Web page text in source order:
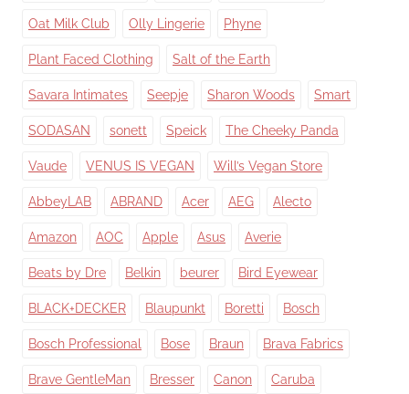
Oat Milk Club Olly Lingerie Phyne
Plant Faced Clothing Salt of the Earth
Savara Intimates Seepje Sharon Woods Smart
SODASAN sonett Speick The Cheeky Panda
Vaude VENUS IS VEGAN Will’s Vegan Store
AbbeyLAB ABRAND Acer AEG Alecto
Amazon AOC Apple Asus Averie
Beats by Dre Belkin beurer Bird Eyewear
BLACK+DECKER Blaupunkt Boretti Bosch
Bosch Professional Bose Braun Brava Fabrics
Brave GentleMan Bresser Canon Caruba